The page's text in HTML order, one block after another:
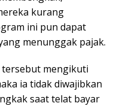
kurang
ini pun dapat
menunggak pajak.
mengikuti
ia tidak diwajibkan
saat telat bayar